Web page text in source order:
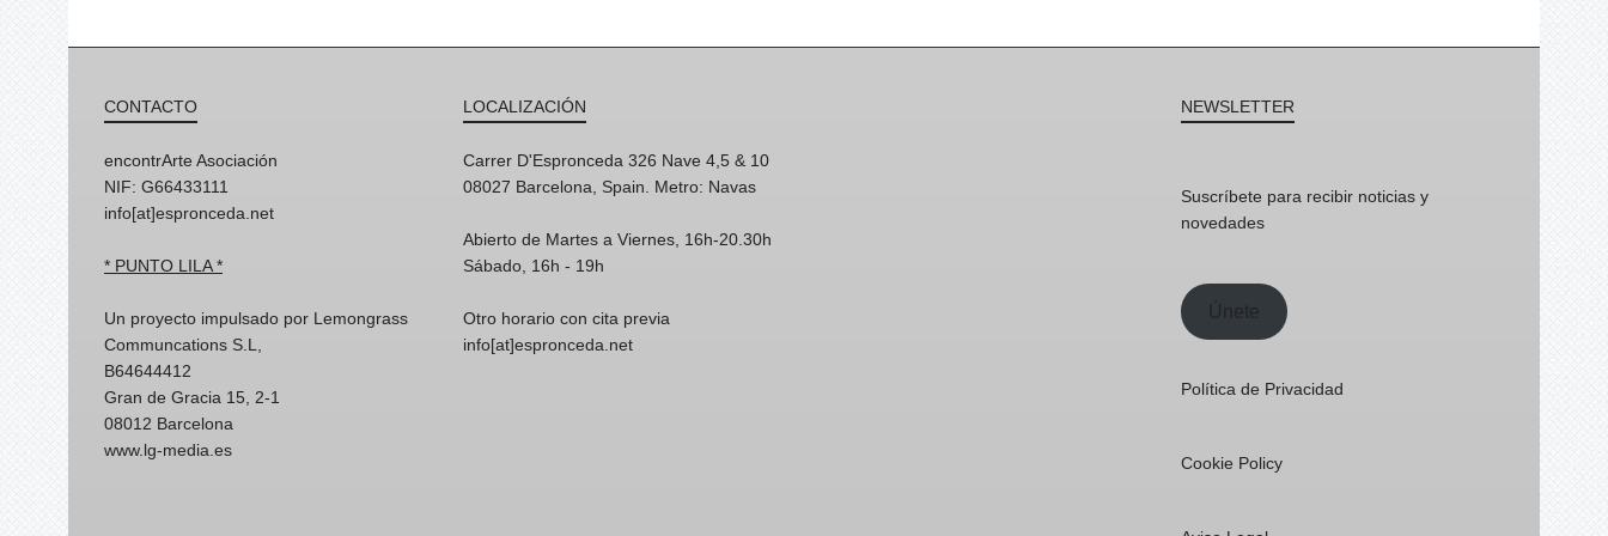
CONTACTO
encontrArte Asociación
NIF: G66433111
info[at]espronceda.net
* PUNTO LILA *
Un proyecto impulsado por Lemongrass
Communcations S.L,
B64644412
Gran de Gracia 15, 2-1
08012 Barcelona
www.lg-media.es
LOCALIZACIÓN
Carrer D'Espronceda 326 Nave 4,5 & 10
08027 Barcelona, Spain. Metro: Navas
Abierto de Martes a Viernes, 16h-20.30h
Sábado, 16h - 19h
Otro horario con cita previa
info[at]espronceda.net
NEWSLETTER
Suscríbete para recibir noticias y
novedades
Únete
Política de Privacidad
Cookie Policy